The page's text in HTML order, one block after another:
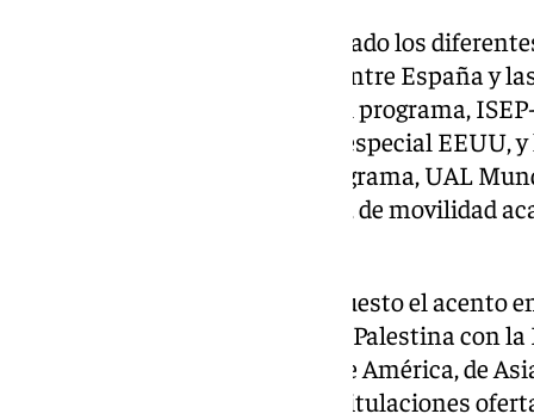
Asimismo, Redondo ha enumerado los
activos como son Anuiescrue, entre España y
Erasmus+ KA131, con países del programa,
todo el mundo, de una manera especial EEUU,
países terceros y países del programa, UAL
Universidad de Almería, y Sicue, de movilidad
Desde el vicerrectorado se ha puesto el acento
para traer 16 estudiantes desde Palestina con
asegurado que hay alumnado de América, de
próximos meses por todas las titulaciones